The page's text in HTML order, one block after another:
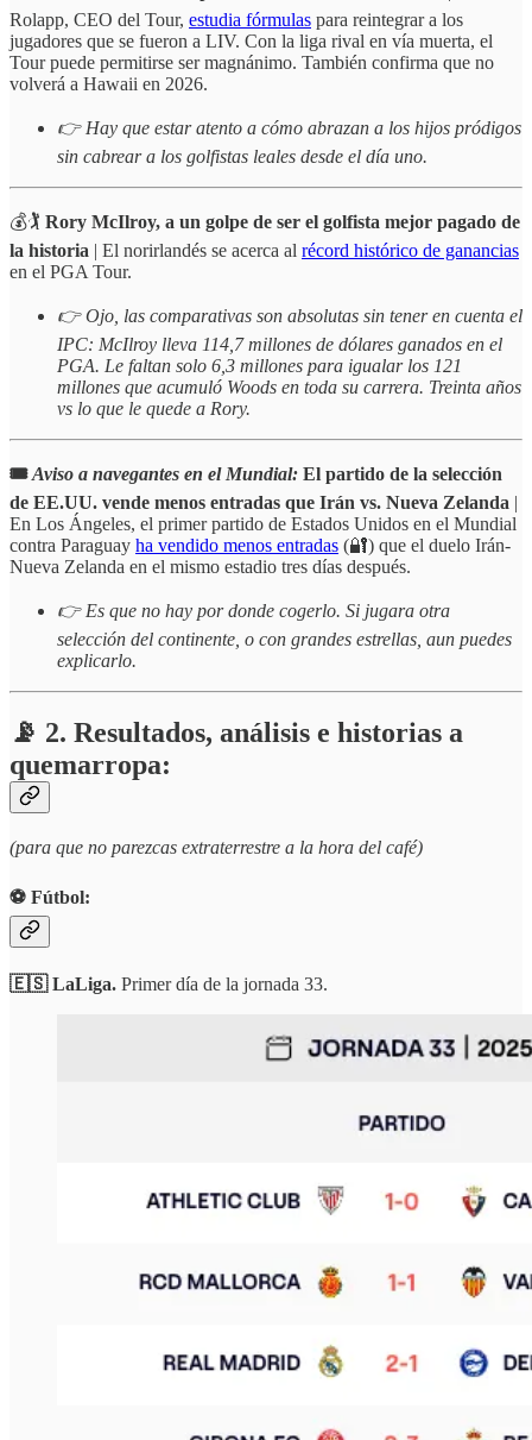
Rolapp, CEO del Tour, estudia fórmulas para reintegrar a los
jugadores que se fueron a LIV. Con la liga rival en vía muerta, el
Tour puede permitirse ser magnánimo. También confirma que no
volverá a Hawaii en 2026.
👉 Hay que estar atento a cómo abrazan a los hijos pródigos
sin cabrear a los golfistas leales desde el día uno.
💰🏌️ Rory McIlroy, a un golpe de ser el golfista mejor pagado de
la historia | El norirlandés se acerca al récord histórico de ganancias
en el PGA Tour.
👉 Ojo, las comparativas son absolutas sin tener en cuenta el
IPC: McIlroy lleva 114,7 millones de dólares ganados en el
PGA. Le faltan solo 6,3 millones para igualar los 121
millones que acumuló Woods en toda su carrera. Treinta años
vs lo que le quede a Rory.
🎟️Aviso a navegantes en el Mundial: El partido de la selección
de EE.UU. vende menos entradas que Irán vs. Nueva Zelanda |
En Los Ángeles, el primer partido de Estados Unidos en el Mundial
contra Paraguay ha vendido menos entradas (🔐) que el duelo Irán-
Nueva Zelanda en el mismo estadio tres días después.
👉 Es que no hay por donde cogerlo. Si jugara otra
selección del continente, o con grandes estrellas, aun puedes
explicarlo.
📡 2. Resultados, análisis e historias a
quemarropa:
(para que no parezcas extraterrestre a la hora del café)
⚽️ Fútbol:
🇪🇸 LaLiga. Primer día de la jornada 33.